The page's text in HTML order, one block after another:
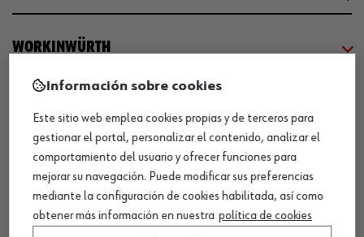
WORKINWÜRTH
¡WÜRTH EMPRESA SOLIDARIA!
Información sobre cookies
Este sitio web emplea cookies propias y de terceros para
gestionar el portal, personalizar el contenido, analizar el
comportamiento del usuario y ofrecer funciones para
mejorar su navegación. Puede modificar sus preferencias
mediante la configuración de cookies habilitada, así como
obtener más información en nuestra política de cookies